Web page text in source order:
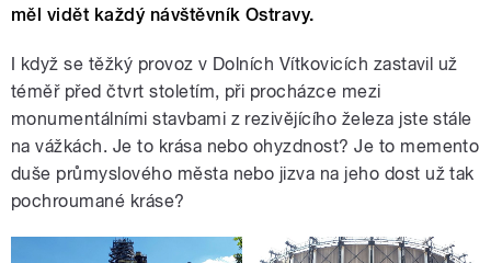
měl vidět každý návštěvník Ostravy.
I když se těžký provoz v Dolních Vítkovicích zastavil už
téměř před čtvrt stoletím, při procházce mezi
monumentálními stavbami z rezivějícího železa jste stále
na vážkách. Je to krása nebo ohyzdnost? Je to memento
duše průmyslového města nebo jizva na jeho dost už tak
pochroumané kráse?